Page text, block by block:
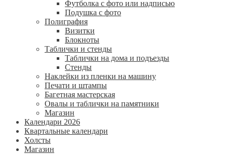
Футболка с фото или надписью
Подушка с фото
Полиграфия
Визитки
Блокноты
Таблички и стенды
Таблички на дома и подъезды
Стенды
Наклейки из пленки на машину
Печати и штампы
Багетная мастерская
Овалы и таблички на памятники
Магазин
Календари 2026
Квартальные календари
Холсты
Магазин